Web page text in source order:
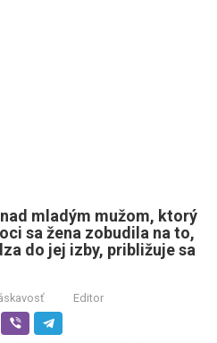
mladým mužom, ktorý
sa žena zobudila na to,
do jej izby, približuje sa
Editor